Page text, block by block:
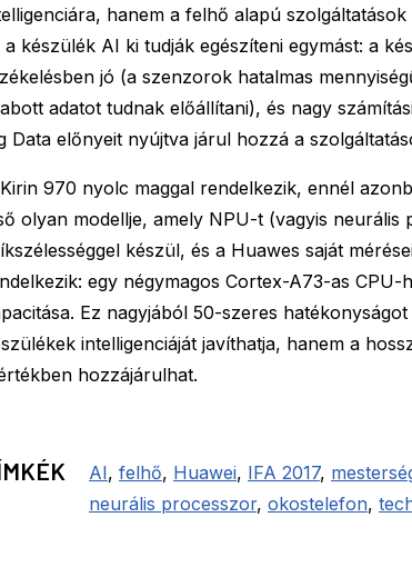
hanem a felhő alapú
a készülék AI ki tudják egészíteni egymást: a
jó (a szenzorok hatalmas
adatot tudnak előállítani), és nagy
Data előnyeit nyújtva járul hozzá a
970 nyolc maggal rendelkezik, ennél
olyan modellje, amely NPU-t (vagyis neurális
készül, és a Huawes saját
egy négymagos Cortex-A73-as
Ez nagyjából 50-szeres
intelligenciáját javíthatja, hanem a
hozzájárulhat.
AI, felhő, Huawei, IFA 2017,
neurális processzor, okostelefon,